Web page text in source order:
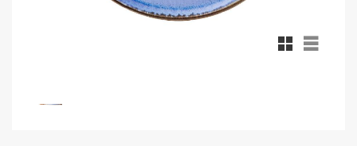
Rutnätsvy
Listvy